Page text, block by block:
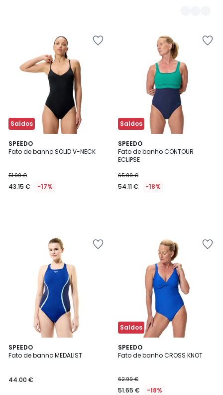
Saldos
SPEEDO
Fato de banho SOLID V-NECK
51.99 €
43.15 € -17%
Saldos
SPEEDO
Fato de banho CONTOUR
ECLIPSE
65.99 €
54.11 € -18%
SPEEDO
Fato de banho MEDALIST
44.00 €
Saldos
SPEEDO
Fato de banho CROSS KNOT
62.99 €
51.65 € -18%
4,7
/ 5